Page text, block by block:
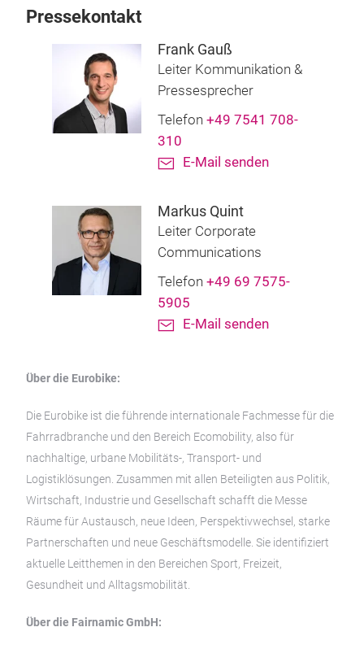
Pressekontakt
Frank Gauß
Leiter Kommunikation &
Pressesprecher
Telefon +49 7541 708-
310
E-Mail senden
Markus Quint
Leiter Corporate
Communications
Telefon +49 69 7575-
5905
E-Mail senden
Über die Eurobike:
Die Eurobike ist die führende internationale Fachmesse für die
Fahrradbranche und den Bereich Ecomobility, also für
nachhaltige, urbane Mobilitäts-, Transport- und
Logistiklösungen. Zusammen mit allen Beteiligten aus Politik,
Wirtschaft, Industrie und Gesellschaft schafft die Messe
Räume für Austausch, neue Ideen, Perspektivwechsel, starke
Partnerschaften und neue Geschäftsmodelle. Sie identifiziert
aktuelle Leitthemen in den Bereichen Sport, Freizeit,
Gesundheit und Alltagsmobilität.
Über die Fairnamic GmbH: